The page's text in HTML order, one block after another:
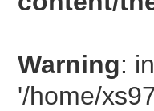
Warning:
'/home/